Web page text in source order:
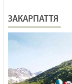
ЗАКАРПАТТЯ